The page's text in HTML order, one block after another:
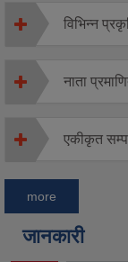
विभिन्न
नाता
एकीकृत
more
जानकारी